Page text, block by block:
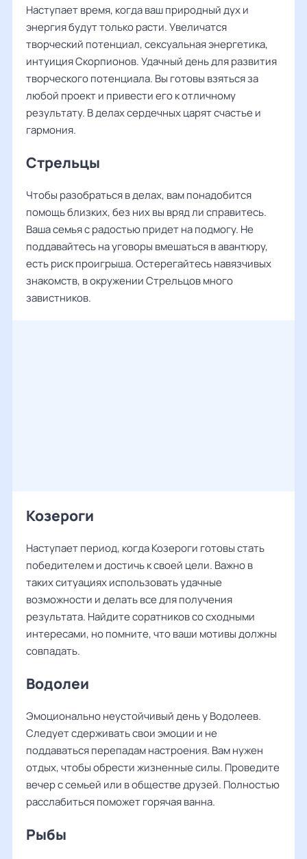
Наступает время, когда ваш природный дух и
энергия будут только расти. Увеличатся
творческий потенциал, сексуальная энергетика,
интуиция Скорпионов. Удачный день для развития
творческого потенциала. Вы готовы взяться за
любой проект и привести его к отличному
результату. В делах сердечных царят счастье и
гармония.
Стрельцы
Чтобы разобраться в делах, вам понадобится
помощь близких, без них вы вряд ли справитесь.
Ваша семья с радостью придет на подмогу. Не
поддавайтесь на уговоры вмешаться в авантюру,
есть риск проигрыша. Остерегайтесь навязчивых
знакомств, в окружении Стрельцов много
завистников.
Козероги
Наступает период, когда Козероги готовы стать
победителем и достичь к своей цели. Важно в
таких ситуациях использовать удачные
возможности и делать все для получения
результата. Найдите соратников со сходными
интересами, но помните, что ваши мотивы должны
совпадать.
Водолеи
Эмоционально неустойчивый день у Водолеев.
Следует сдерживать свои эмоции и не
поддаваться перепадам настроения. Вам нужен
отдых, чтобы обрести жизненные силы. Проведите
вечер с семьей или в обществе друзей. Полностью
расслабиться поможет горячая ванна.
Рыбы